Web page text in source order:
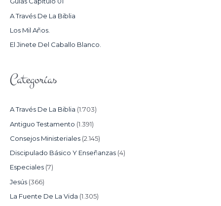
R
:
A Través De La Biblia
Los Mil Años.
El Jinete Del Caballo Blanco.
Categorías
A Través De La Biblia (1.703)
Antiguo Testamento (1.391)
Consejos Ministeriales (2.145)
Discipulado Básico Y Enseñanzas (4)
Especiales (7)
Jesús (366)
La Fuente De La Vida (1.305)